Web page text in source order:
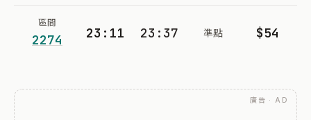
區間
2274 23:11 23:37 準點 $54
廣告 · AD